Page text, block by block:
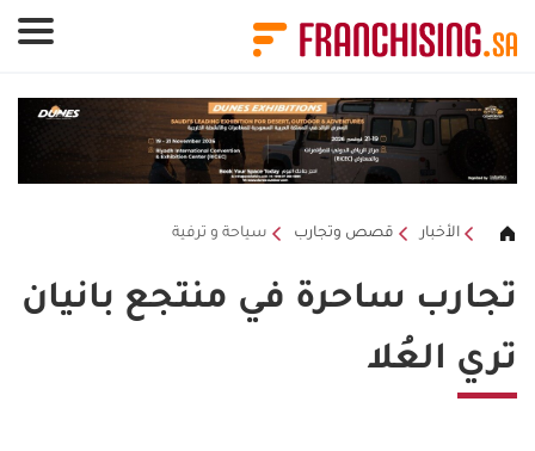
الأخبار قصص وتجارب سياحة و ترفية
تجارب ساحرة في منتجع بانيان
تري العُلا
لوحة إدارة ملفات تعريف الارتباط